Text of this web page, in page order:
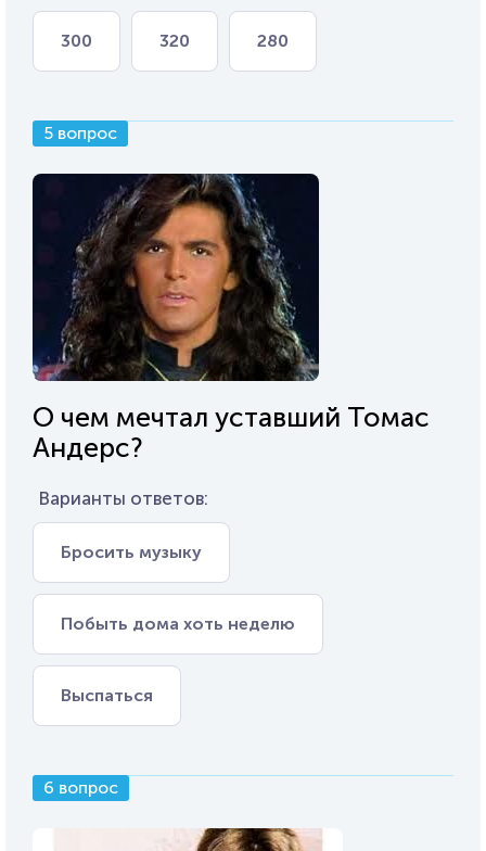
300 320 280
5 вопрос
О чем мечтал уставший Томас
Андерс?
Варианты ответов:
Бросить музыку
Побыть дома хоть неделю
Выспаться
6 вопрос